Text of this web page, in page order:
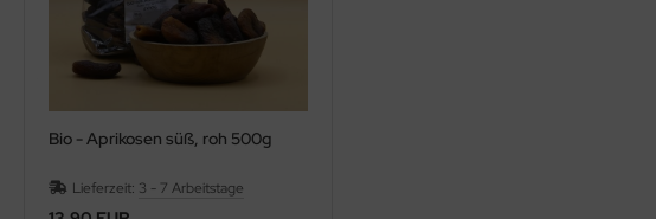
Bio - Aprikosen süß, roh 500g
Lieferzeit: 3 - 7 Arbeitstage